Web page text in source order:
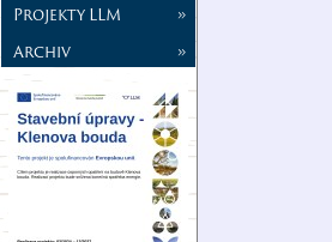
Projekty LLM
»
Archiv
»